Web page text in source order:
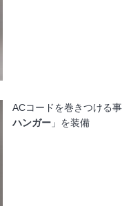
ACコードを巻きつける
ハンガー 」を装備